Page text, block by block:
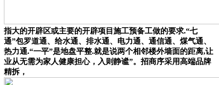
指大的开辟区或主要的开辟项目施工预备工做的要求.“七
通”包罗道通、给水通、排水通、电力通、通信通、煤气通、
热力通.“一平”是地盘平整.就是说两个相邻楼外墙面的距离,让
业从无需为家人健康担心，入则静谧”。招商序采用高端品牌
精拆，